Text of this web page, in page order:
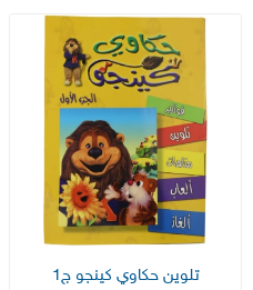
تلوين حكاوي كينجو ج1